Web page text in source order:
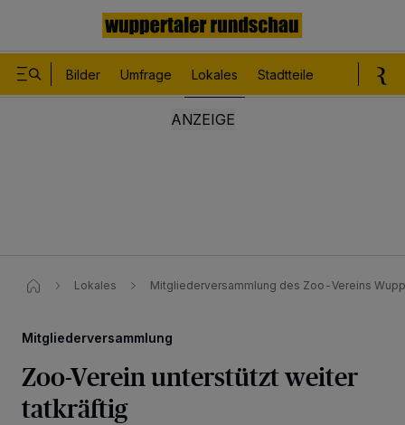
Bilder Umfrage Lokales Stadtteile
Lokales Mitgliederversammlung des Zoo-Vereins
Mitgliederversammlung
Zoo-Verein unterstützt weiter
tatkräftig